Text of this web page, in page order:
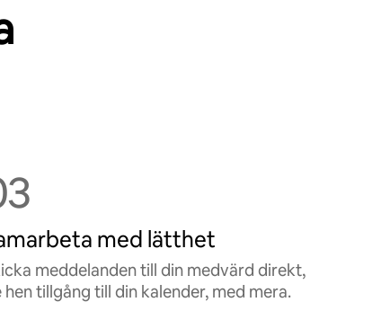
med lätthet
meddelanden till din medvärd direkt,
hen tillgång till din kalender, med mera.